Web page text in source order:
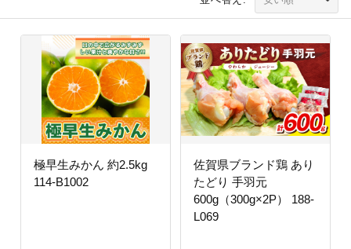
極早生みかん 約2.5kg
114-B1002
佐賀県ブランド鶏 あり
たどり 手羽元
600g（300g×2P） 188-
L069